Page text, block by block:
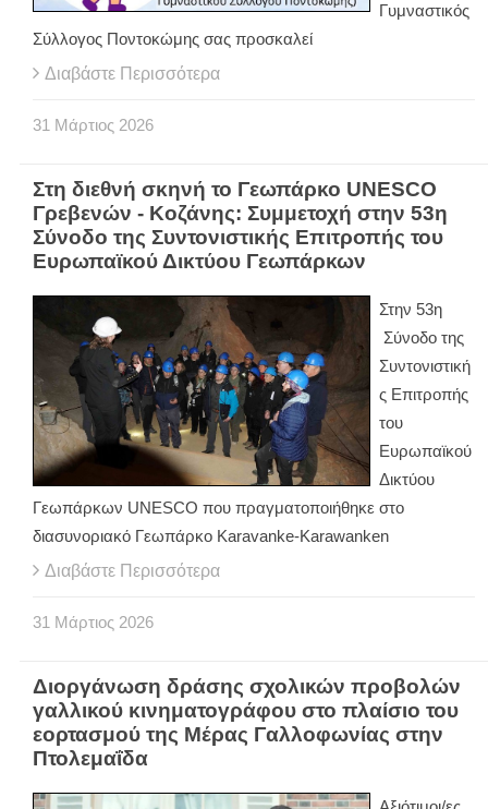
Γυμναστικός
Σύλλογος Ποντοκώμης σας προσκαλεί
Διαβάστε Περισσότερα
31 Μάρτιος 2026
Στη διεθνή σκηνή το Γεωπάρκο UNESCO
Γρεβενών - Κοζάνης: Συμμετοχή στην 53η
Σύνοδο της Συντονιστικής Επιτροπής του
Ευρωπαϊκού Δικτύου Γεωπάρκων
Στην 53η
Σύνοδο της
Συντονιστική
ς Επιτροπής
του
Ευρωπαϊκού
Δικτύου
Γεωπάρκων UNESCO που πραγματοποιήθηκε στο
διασυνοριακό Γεωπάρκο Karavanke-Karawanken
Διαβάστε Περισσότερα
31 Μάρτιος 2026
Διοργάνωση δράσης σχολικών προβολών
γαλλικού κινηματογράφου στο πλαίσιο του
εορτασμού της Μέρας Γαλλοφωνίας στην
Πτολεμαΐδα